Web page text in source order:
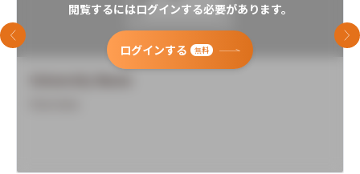
閲覧するにはログインする必要があります。
ログインする 無料
前のスライド 次